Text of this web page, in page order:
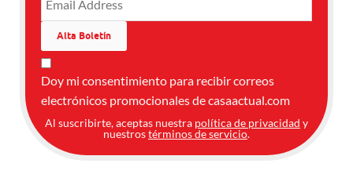
Doy mi consentimiento para recibir correos
electrónicos promocionales de casaactual.com
Al suscribirte, aceptas nuestra política de privacidad y
nuestrostérminos de servicio.